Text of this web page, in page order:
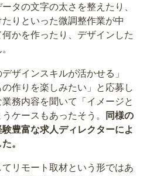
タの文字の太さを整えたり、
りといった微調整作業が中
かを作ったり、デザインした
ザインスキルが活かせる」
の作りを楽しみたい」と応募し
務内容を聞いて「イメージと
ケースもあったそう。
同様の
豊富な求人ディレクターによ
。
リモート取材という形ではあ